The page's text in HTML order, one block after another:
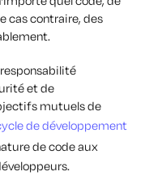
cas contraire, des
et de
mutuels de
de développement
de code aux